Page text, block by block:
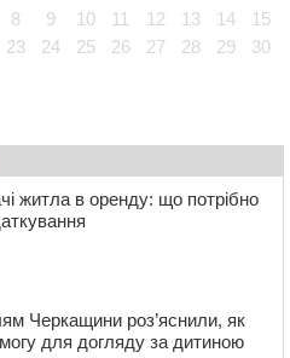
зобов’язали сплатити понад
посаду директора
інтернату
видворили з країни грузина,
8 9 10 11 12 13 14
15
23 24 25 26 27 28 29
30
житла в оренду: що потрібно
Черкащини роз’яснили, як
для догляду за дитиною